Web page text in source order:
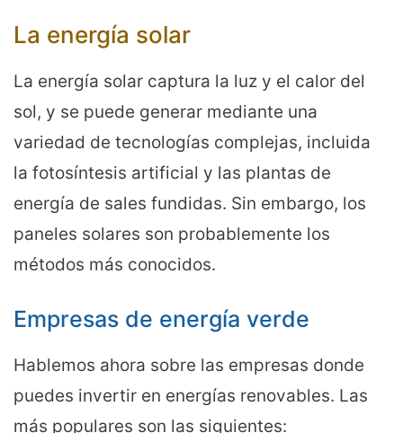
La energía solar
La energía solar captura la luz y el calor del
sol, y se puede generar mediante una
variedad de tecnologías complejas, incluida
la fotosíntesis artificial y las plantas de
energía de sales fundidas. Sin embargo, los
paneles solares son probablemente los
métodos más conocidos.
Empresas de energía verde
Hablemos ahora sobre las empresas donde
puedes invertir en energías renovables. Las
más populares son las siguientes: